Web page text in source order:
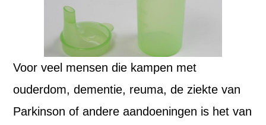
Voor veel mensen die kampen met
ouderdom, dementie, reuma, de ziekte van
Parkinson of andere aandoeningen is het van